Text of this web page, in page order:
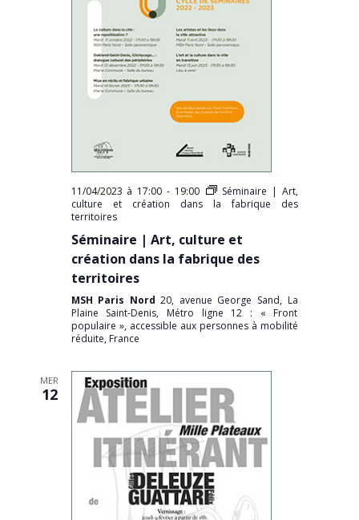
11/04/2023 à 17:00 - 19:00
Séminaire | Art,
culture et création dans la fabrique des
territoires
Séminaire | Art, culture et
création dans la fabrique des
territoires
MSH Paris Nord20, avenue George Sand, La
Plaine Saint-Denis, Métro ligne 12 : « Front
populaire », accessible aux personnes à mobilité
réduite, France
MER
12